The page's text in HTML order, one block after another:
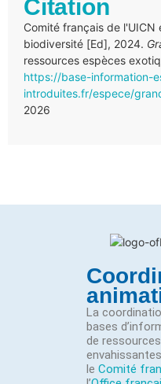
Citation
Comité français de
biodiversité [Ed], 2024.
ressources espèces
https://base-information-
introduites.fr/espece/
2026
La
bases
de
le Comité